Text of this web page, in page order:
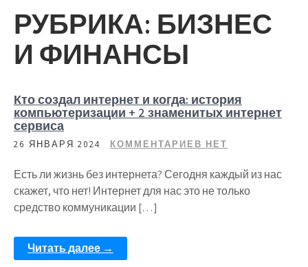
РУБРИКА: БИЗНЕС
И ФИНАНСЫ
Кто создал интернет и когда: история
компьютеризации + 2 знаменитых интернет
сервиса
26 ЯНВАРЯ 2024 КОММЕНТАРИЕВ НЕТ
Есть ли жизнь без интернета? Сегодня каждый из нас
скажет, что нет! Интернет для нас это не только
средство коммуникации […]
Читать далее →